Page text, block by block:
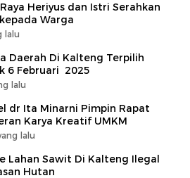
Heriyus dan Istri Serahkan
Warga
lalu
Daerah Di Kalteng Terpilih
6 Februari 2025
lalu
dr Ita Minarni Pimpin Rapat
Karya Kreatif UMKM
lalu
Lahan Sawit Di Kalteng Ilegal
Hutan